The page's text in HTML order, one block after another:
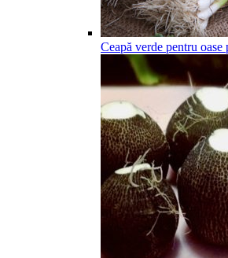
Ceapă verde pentru oase